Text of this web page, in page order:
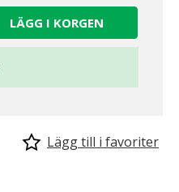
LÄGG I KORGEN
Lägg till i favoriter